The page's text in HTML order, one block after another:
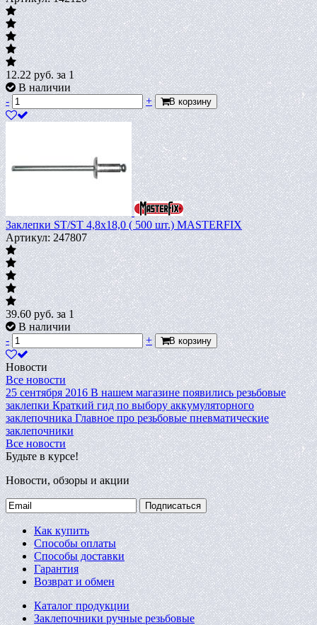
12.22руб.за 1
В наличии
-
+ В корзину
Заклепки ST/ST 4,8х18,0 ( 500 шт.) MASTERFIX
Артикул: 247807
39.60руб.за 1
В наличии
-
+ В корзину
Новости
Все новости
25 сентября 2016 В нашем магазине появились резьбовые
заклепки Краткий гид по выбору аккумуляторного
заклепочника Главное про резьбовые пневматические
заклепочники
Все новости
Будьте в курсе!
Новости, обзоры и акции
Подписаться
Как купить
Способы оплаты
Способы доставки
Гарантия
Возврат и обмен
Каталог продукции
Заклепочники ручные резьбовые